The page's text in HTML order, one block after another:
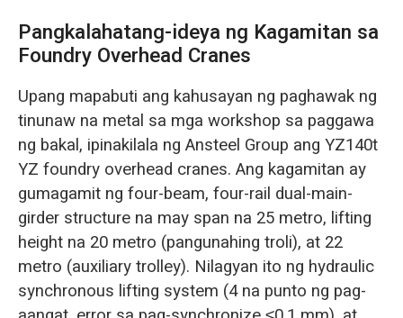
Pangkalahatang-ideya ng Kagamitan sa
Foundry Overhead Cranes
Upang mapabuti ang kahusayan ng paghawak ng
tinunaw na metal sa mga workshop sa paggawa
ng bakal, ipinakilala ng Ansteel Group ang YZ140t
YZ foundry overhead cranes. Ang kagamitan ay
gumagamit ng four-beam, four-rail dual-main-
girder structure na may span na 25 metro, lifting
height na 20 metro (pangunahing troli), at 22
metro (auxiliary trolley). Nilagyan ito ng hydraulic
synchronous lifting system (4 na punto ng pag-